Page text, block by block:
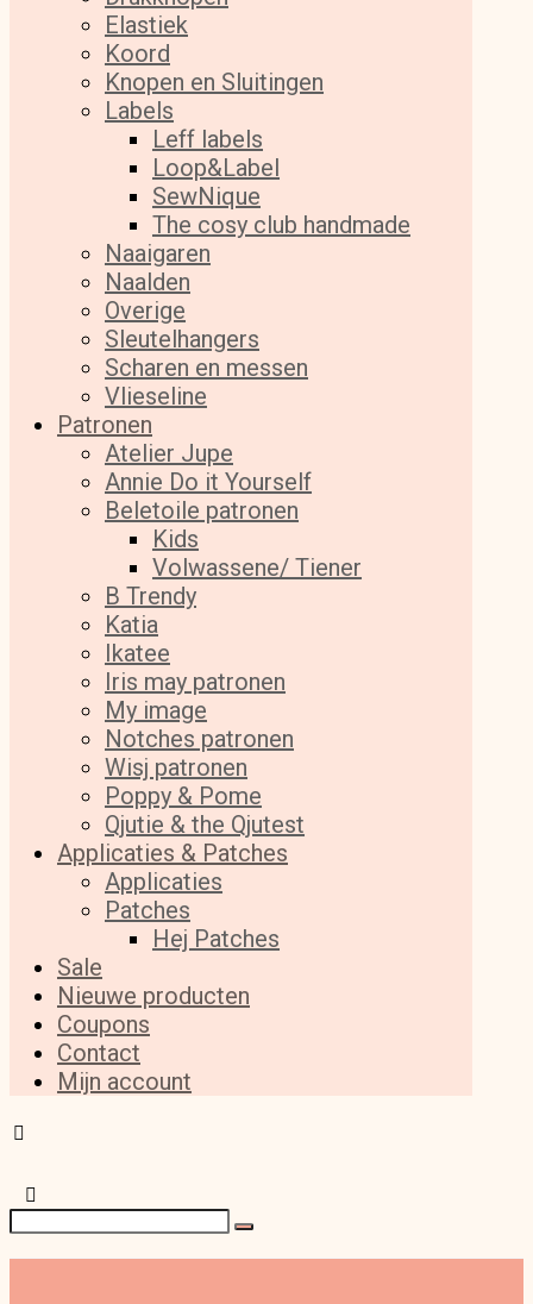
Elastiek
Koord
Knopen en Sluitingen
Labels
Leff labels
Loop&Label
SewNique
The cosy club handmade
Naaigaren
Naalden
Overige
Sleutelhangers
Scharen en messen
Vlieseline
Patronen
Atelier Jupe
Annie Do it Yourself
Beletoile patronen
Kids
Volwassene/ Tiener
B Trendy
Katia
Ikatee
Iris may patronen
My image
Notches patronen
Wisj patronen
Poppy & Pome
Qjutie & the Qjutest
Applicaties & Patches
Applicaties
Patches
Hej Patches
Sale
Nieuwe producten
Coupons
Contact
Mijn account